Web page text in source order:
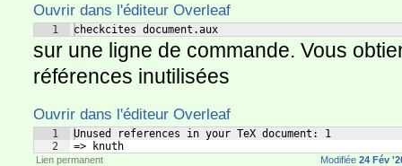
Ouvrir dans l'éditeur Overleaf
1 checkcites document.aux
sur une ligne de commande. Vous
références inutilisées
Ouvrir dans l'éditeur Overleaf
1
2
Unused references in your TeX document: 1
=> knuth
Lien permanent Modifiée 24 Fév